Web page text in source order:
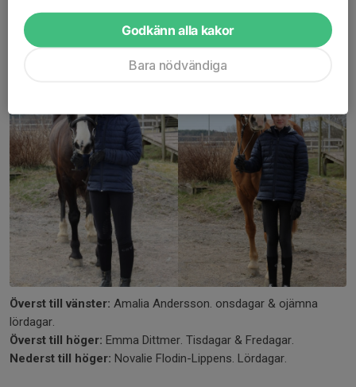
Överst till vänster: Amalia Andersson. onsdagar & ojämna
lördagar.
Överst till höger: Emma Dittmer. Tisdagar & Fredagar.
Nederst till höger: Novalie Flodin-Lippens. Lördagar.
Godkänn alla kakor
Bara nödvändiga